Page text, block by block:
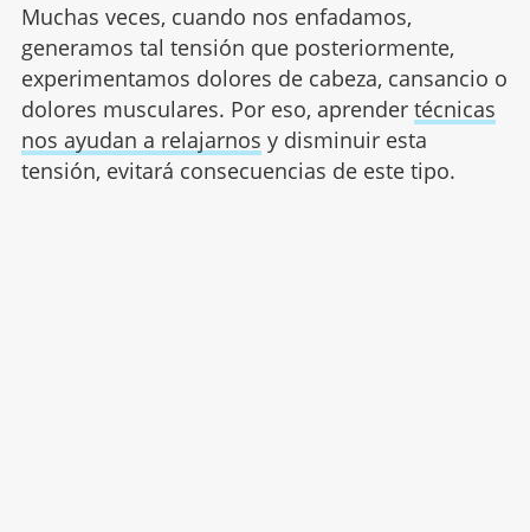
Muchas veces, cuando nos enfadamos,
generamos tal tensión que posteriormente,
experimentamos dolores de cabeza, cansancio o
dolores musculares. Por eso, aprender técnicas
nos ayudan a relajarnos y disminuir esta
tensión, evitará consecuencias de este tipo.